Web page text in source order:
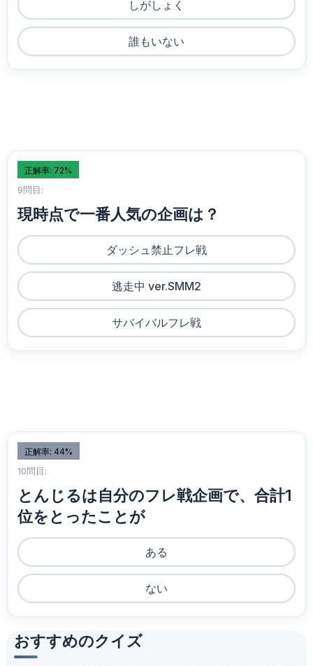
しがしょく
誰もいない
正解率: 72%
9問目:
現時点で一番人気の企画は？
ダッシュ禁止フレ戦
逃走中 ver.SMM2
サバイバルフレ戦
正解率: 44%
10問目:
とんじるは自分のフレ戦企画で、合計1
位をとったことが
ある
ない
おすすめのクイズ